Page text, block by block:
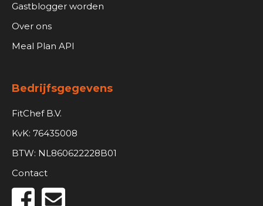
Gastblogger worden
Over ons
Meal Plan API
Bedrijfsgegevens
FitChef B.V.
KvK: 76435008
BTW: NL860622228B01
Contact